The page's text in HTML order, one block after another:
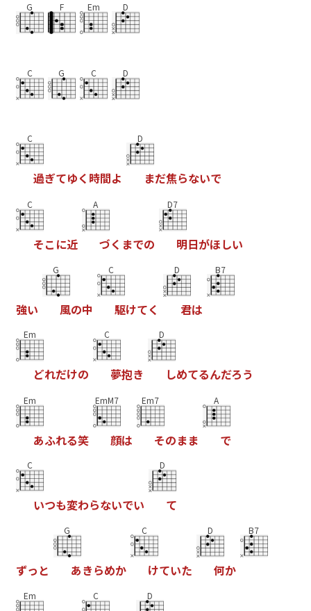
G F Em D
C G C D
C
過ぎてゆく 時間よ
D
まだ焦らないで
C
そこ に近
A
づく までの
D7
明日がほしい
強い
G
風の中
C
駆けてく
D
君は
B7
Em
どれだけの
C
夢抱き
D
しめてるんだろう
Em
あふれる笑
EmM7
顔は
Em7
そのまま
A
で
C
いつも変わらないでい
D
て
ずっ と
G
あきらめか
C
けていた
D
何か
B7
Em C D